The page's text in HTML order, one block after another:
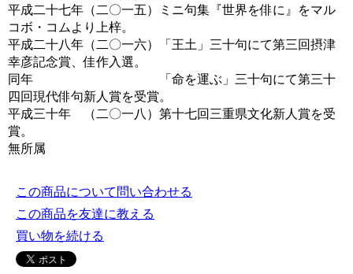
平成二十七年（二〇一五）ミニ句集『世界を俳に』をマル
コボ・コムより上梓。
平成二十八年（二〇一六）「王土」三十句にて第三回摂津
幸彦記念賞、佳作入選。
同年 「命を運ぶ」三十句にて第三十
四回現代俳句新人賞を受賞。
平成三十年 （二〇一八）第十七回三重県文化新人賞を受
賞。
無所属
この商品について問い合わせる
この商品を友達に教える
買い物を続ける